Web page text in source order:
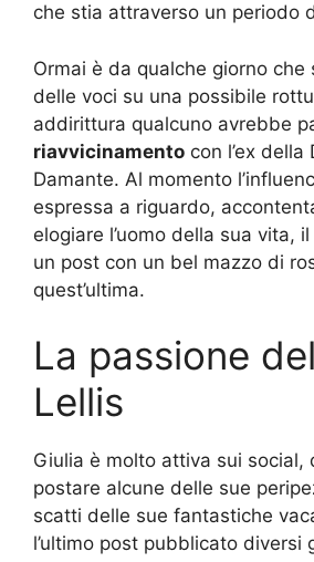
che stia attraverso un periodo
Ormai è da qualche giorno che
delle voci su una possibile
addirittura qualcuno avrebbe
riavvicinamento con l’ex
Damante. Al momento
espressa a riguardo,
elogiare l’uomo della sua vita,
un post con un bel mazzo di
quest’ultima.
La passione
Lellis
Giulia è molto attiva sui social,
postare alcune delle sue
scatti delle sue fantastiche
l’ultimo post pubblicato diversi